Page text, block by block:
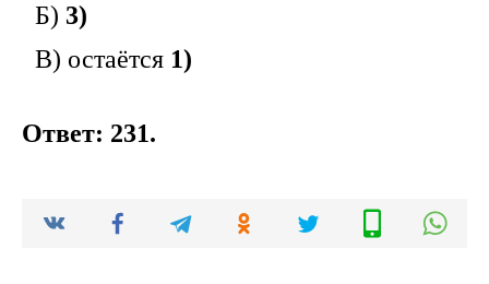
Б) 3)
В) остаётся 1)
Ответ: 231.